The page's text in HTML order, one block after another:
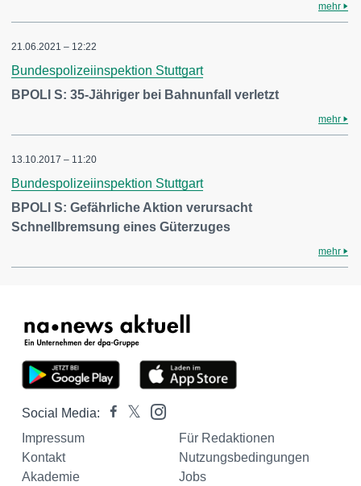
mehr
21.06.2021 – 12:22
Bundespolizeiinspektion Stuttgart
BPOLI S: 35-Jähriger bei Bahnunfall verletzt
mehr
13.10.2017 – 11:20
Bundespolizeiinspektion Stuttgart
BPOLI S: Gefährliche Aktion verursacht
Schnellbremsung eines Güterzuges
mehr
Social Media:
Impressum
Für Redaktionen
Kontakt
Nutzungsbedingungen
Akademie
Jobs